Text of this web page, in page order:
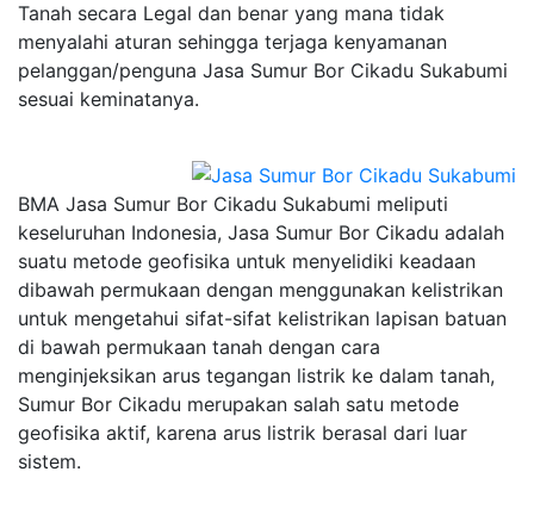
Tanah secara Legal dan benar yang mana tidak
menyalahi aturan sehingga terjaga kenyamanan
pelanggan/penguna Jasa Sumur Bor Cikadu Sukabumi
sesuai keminatanya.
BMA Jasa Sumur Bor Cikadu Sukabumi meliputi
keseluruhan Indonesia, Jasa Sumur Bor Cikadu adalah
suatu metode geofisika untuk menyelidiki keadaan
dibawah permukaan dengan menggunakan kelistrikan
untuk mengetahui sifat-sifat kelistrikan lapisan batuan
di bawah permukaan tanah dengan cara
menginjeksikan arus tegangan listrik ke dalam tanah,
Sumur Bor Cikadu merupakan salah satu metode
geofisika aktif, karena arus listrik berasal dari luar
sistem.